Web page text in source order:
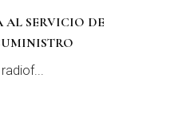
SERVICIO DE